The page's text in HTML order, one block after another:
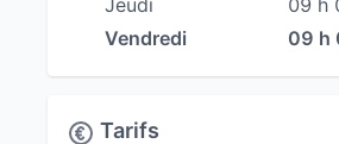
Jeudi
09 h
Vendredi
09 h
Tarifs